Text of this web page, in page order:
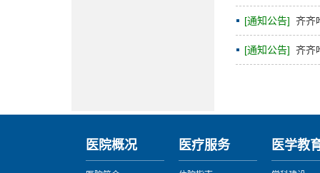
[通知公告] 齐齐
[通知公告] 齐齐
医院概况 医疗服务 医学教